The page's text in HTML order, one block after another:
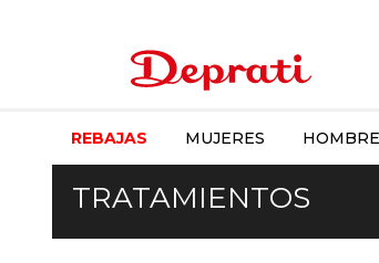
REBAJAS MUJERES
TRATAMIENTOS